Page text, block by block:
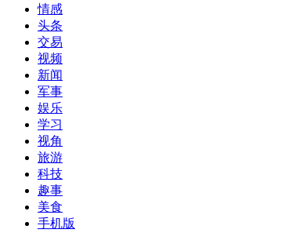
情感
头条
交易
视频
新闻
军事
娱乐
学习
视角
旅游
科技
趣事
美食
手机版